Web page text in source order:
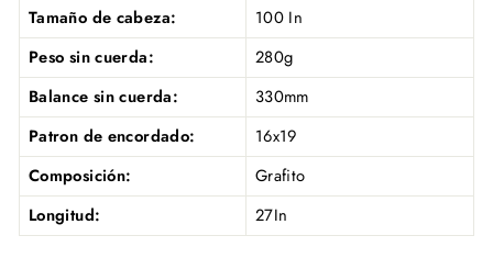
Tamaño de cabeza:
100 In
Peso sin cuerda:
280g
Balance sin cuerda:
330mm
Patron de encordado:
16x19
Composición:
Grafito
Longitud:
27In